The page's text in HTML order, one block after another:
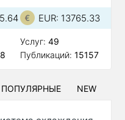
EUR: 13765.33
Услуг:49
Публикаций:15157
ПОПУЛЯРНЫЕ NEW